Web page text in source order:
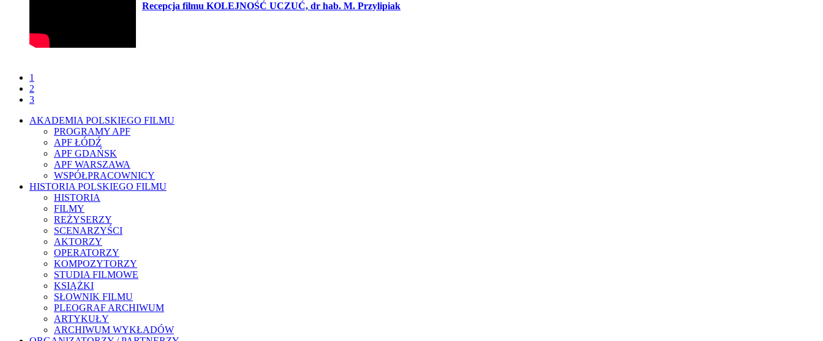
Recepcja filmu KOLEJNOŚĆ UCZUĆ, dr hab. M. Przylipiak
1
2
3
AKADEMIA POLSKIEGO FILMU
PROGRAMY APF
APF ŁÓDŹ
APF GDAŃSK
APF WARSZAWA
WSPÓŁPRACOWNICY
HISTORIA POLSKIEGO FILMU
HISTORIA
FILMY
REŻYSERZY
SCENARZYŚCI
AKTORZY
OPERATORZY
KOMPOZYTORZY
STUDIA FILMOWE
KSIĄŻKI
SŁOWNIK FILMU
PLEOGRAF ARCHIWUM
ARTYKUŁY
ARCHIWUM WYKŁADÓW